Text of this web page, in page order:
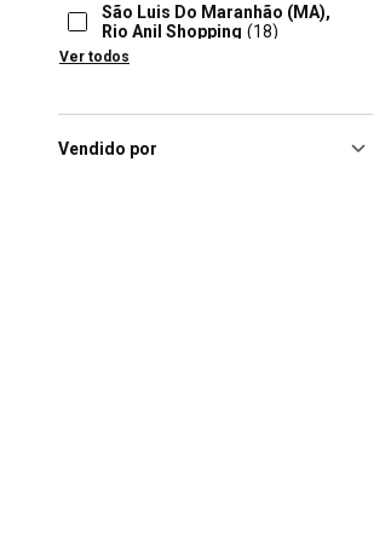
São Luis Do Maranhão (MA),
Rio Anil Shopping (18)
Porto Velho (RO), Porto Velho
Taguatinga
Ver todos
Vendido por